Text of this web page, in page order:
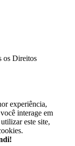
os Direitos
experiência,
interage em
este site,